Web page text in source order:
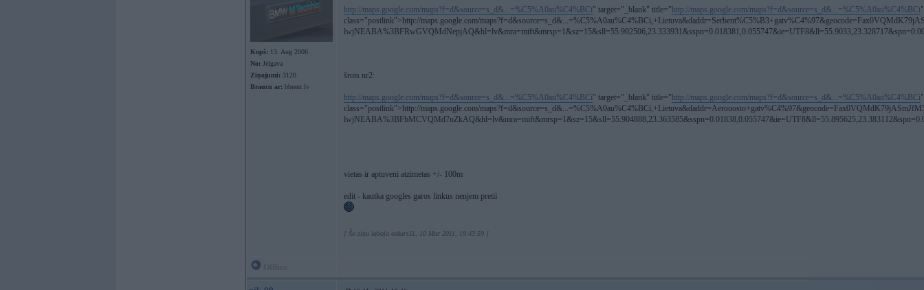
Kopš: 13. Aug 2006
No: Jelgava
Ziņojumi: 3120
Braucu ar: bbrent.lv
http://maps.google.com/maps?f=d&source=s_d&...=%C5%A0au%C4%BCi" target="_blank" title=" http://maps.google.com/maps?f=d&source=s_d&...=%C5%A0au%C4%BCi"
class="postlink">http://maps.google.com/
šrots nr2:
http://maps.google.com/maps?f=d&source=s_d&...=%C5%A0au%C4%BCi" target="_blank" title=" http://maps.google.com/maps?f=d&source=s_d&...=%C5%A0au%C4%BCi"
class="postlink">http://maps.google.com/
vietas ir aptuveni atzimetas +/- 100m
edit - kautka googles garos linkus nenjem pretii
[ Šo ziņu laboja oskars11, 10 Mar 2011, 19:43:59 ]